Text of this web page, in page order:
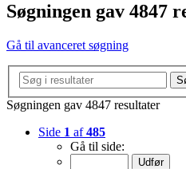
Søgningen gav 4847
Gå til avanceret søgning
Søgningen gav 4847 resultater
Side 1 af485
Gå til side: